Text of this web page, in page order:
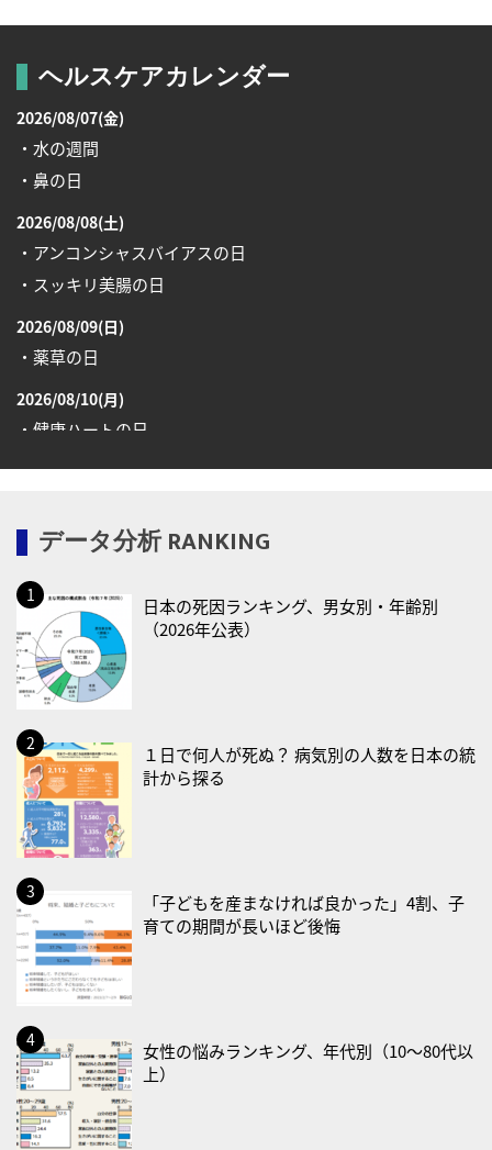
ヘルスケアカレンダー
2026/08/07(金)
・水の週間
・鼻の日
2026/08/08(土)
・アンコンシャスバイアスの日
・スッキリ美腸の日
2026/08/09(日)
・薬草の日
2026/08/10(月)
・健康ハートの日
・育児の日
2026/08/13(木)
・一汁三菜の日
2026/08/17(月)
・減塩の日
・防犯の日
2026/08/19(水)
・世界人道デー
・食育の日
2026/08/21(金)
・治療アプリの日
・献血の日
2026/08/22(土)
・禁煙の日
2026/08/23(日)
・不眠の日
・乳酸菌の日
データ分析 RANKING
日本の死因ランキング、男女別・年齢別
（2026年公表）
１日で何人が死ぬ？ 病気別の人数を日本の統
計から探る
「子どもを産まなければ良かった」4割、子
育ての期間が長いほど後悔
女性の悩みランキング、年代別（10〜80代以
上）